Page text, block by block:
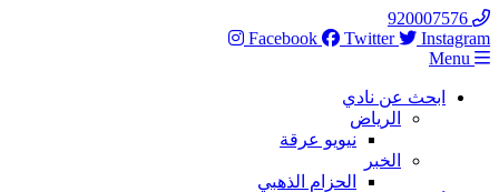
Skip
to
content
920007576
Facebook
Twitter
Instagram
Menu
ابحث عن نادي
الرياض
نيويو عرقة
الخبر
الحزام الذهبي